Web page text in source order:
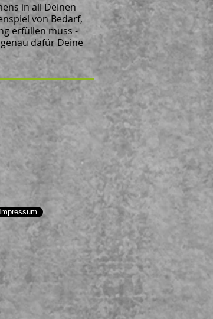
in all Deinen
von Bedarf,
erfüllen muss -
dafür Deine
Impressum